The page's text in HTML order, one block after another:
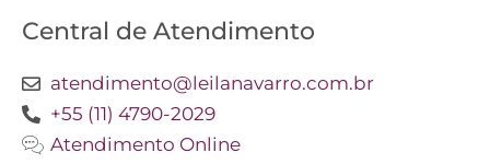
Central de Atendimento
atendimento@leilanavarro.com.br
+55 (11) 4790-2029
Atendimento Online